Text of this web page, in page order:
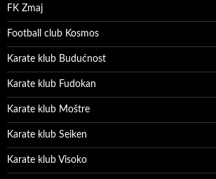
FK Zmaj
Football club Kosmos
Karate klub Budućnost
Karate klub Fudokan
Karate klub Moštre
Karate klub Seiken
Karate klub Visoko